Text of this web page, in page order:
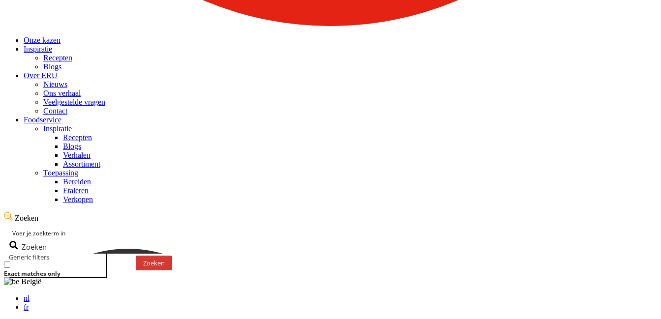
Onze kazen
Inspiratie
Recepten
Blogs
Over ERU
Nieuws
Ons verhaal
Veelgestelde vragen
Contact
Foodservice
Inspiratie
Recepten
Blogs
Verhalen
Assortiment
Toepassing
Bereiden
Etaleren
Verkopen
Zoeken
Zoeken
Generic filters
Exact matches only
Zoeken
België
nl
fr